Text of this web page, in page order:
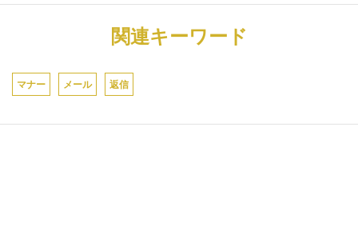
関連キーワード
マナー メール 返信